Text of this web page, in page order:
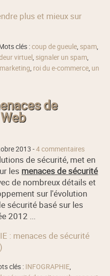
plus et mieux sur
clés :coup de gueule, spam,
virtuel , signaler un spam,
, roi du e-commerce, un
de
2013 -4 commentaires
de sécurité, met en
les menaces de sécurité
de nombreux détails et
sur l'évolution
sécurité basé sur les
2012 ...
: menaces de sécurité
clés : INFOGRAPHIE